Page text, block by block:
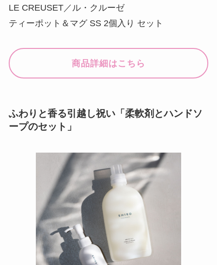
LE CREUSET／ル・クルーゼ
ティーポット＆マグ SS 2個入り セット
商品詳細はこちら
ふわりと香る引越し祝い「柔軟剤とハンドソ
ープのセット」